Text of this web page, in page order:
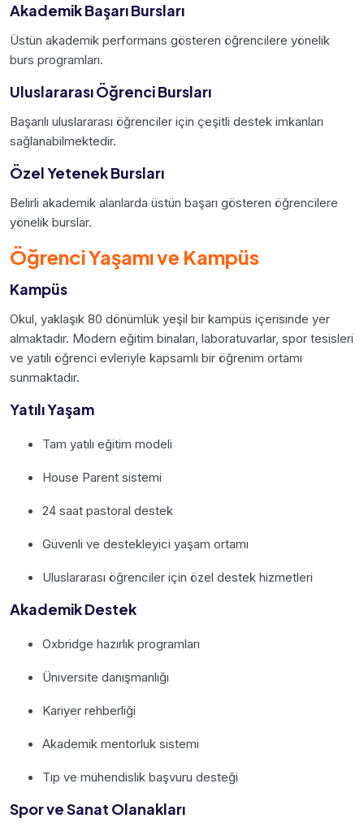
Akademik Başarı Bursları
Üstün akademik performans gösteren öğrencilere yönelik
burs programları.
Uluslararası Öğrenci Bursları
Başarılı uluslararası öğrenciler için çeşitli destek imkanları
sağlanabilmektedir.
Özel Yetenek Bursları
Belirli akademik alanlarda üstün başarı gösteren öğrencilere
yönelik burslar.
Öğrenci Yaşamı ve Kampüs
Kampüs
Okul, yaklaşık 80 dönümlük yeşil bir kampüs içerisinde yer
almaktadır. Modern eğitim binaları, laboratuvarlar, spor tesisleri
ve yatılı öğrenci evleriyle kapsamlı bir öğrenim ortamı
sunmaktadır.
Yatılı Yaşam
Tam yatılı eğitim modeli
House Parent sistemi
24 saat pastoral destek
Güvenli ve destekleyici yaşam ortamı
Uluslararası öğrenciler için özel destek hizmetleri
Akademik Destek
Oxbridge hazırlık programları
Üniversite danışmanlığı
Kariyer rehberliği
Akademik mentorluk sistemi
Tıp ve mühendislik başvuru desteği
Spor ve Sanat Olanakları